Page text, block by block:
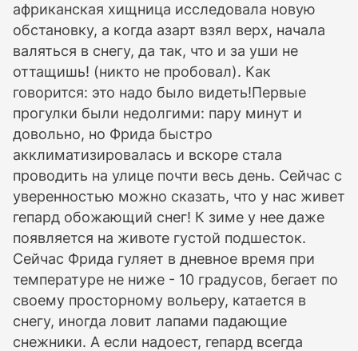
африканская хищница исследовала новую
обстановку, а когда азарт взял верх, начала
валяться в снегу, да так, что и за уши не
оттащишь! (никто не пробовал). Как
говорится: это надо было видеть!Первые
прогулки были недолгими: пару минут и
довольно, но Фрида быстро
акклиматизировалась и вскоре стала
проводить на улице почти весь день. Сейчас с
уверенностью можно сказать, что у нас живет
гепард обожающий снег! К зиме у нее даже
появляется на животе густой подшесток.
Сейчас Фрида гуляет в дневное время при
температуре не ниже - 10 градусов, бегает по
своему просторному вольеру, катается в
снегу, иногда ловит лапами падающие
снежники. А если надоест, гепард всегда